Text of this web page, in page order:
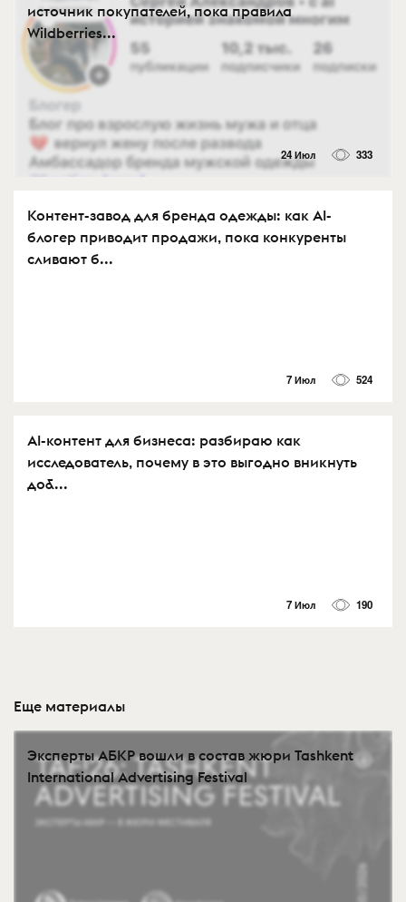
источник покупателей, пока правила
Wildberries...
24 Июл 333
Контент-завод для бренда одежды: как AI-
блогер приводит продажи, пока конкуренты
сливают б...
7 Июл 524
AI-контент для бизнеса: разбираю как
исследователь, почему в это выгодно вникнуть
до&...
7 Июл 190
Еще материалы
Эксперты АБКР вошли в состав жюри Tashkent
International Advertising Festival